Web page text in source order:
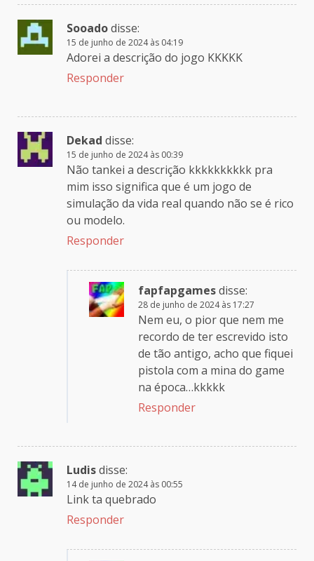
Sooadodisse:
15 de junho de 2024 às 04:19
Adorei a descrição do jogo KKKKK
Responder
Dekad disse:
15 de junho de 2024 às 00:39
Não tankei a descrição kkkkkkkkkk pra
mim isso significa que é um jogo de
simulação da vida real quando não se é rico
ou modelo.
Responder
fapfapgamesdisse:
28 de junho de 2024 às 17:27
Nem eu, o pior que nem me
recordo de ter escrevido isto
de tão antigo, acho que fiquei
pistola com a mina do game
na época…kkkkk
Responder
Ludisdisse:
14 de junho de 2024 às 00:55
Link ta quebrado
Responder